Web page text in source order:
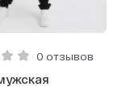
0 отзывов